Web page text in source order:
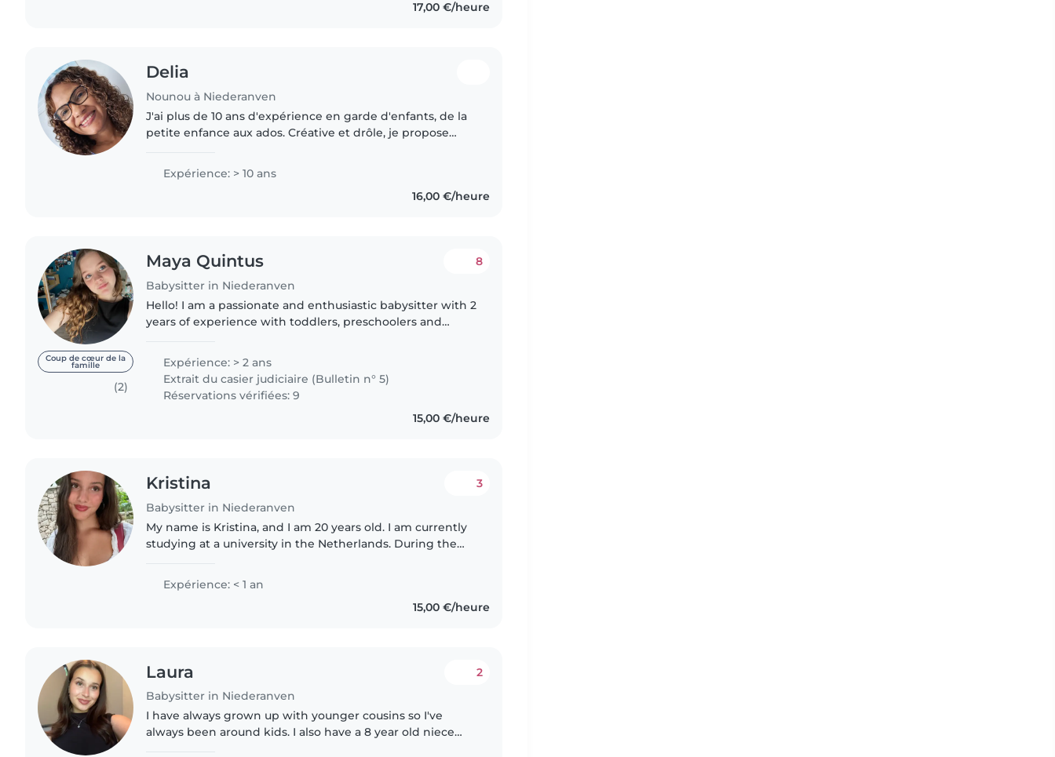
17,00 €/heure
Delia
Nounou à Niederanven
J'ai plus de 10 ans d'expérience en garde d'enfants, de la
petite enfance aux ados. Créative et drôle, je propose
Expérience: > 10 ans
16,00 €/heure
Coup de cœur de la
famille
(2)
Maya Quintus
Babysitter in Niederanven
8
Hello! I am a passionate and enthusiastic babysitter with 2
years of experience with toddlers, preschoolers and
Luxembourgish, which..
Expérience: > 2 ans
Extrait du casier judiciaire (Bulletin n° 5)
Réservations vérifiées: 9
15,00 €/heure
Kristina
Babysitter in Niederanven
3
My name is Kristina, and I am 20 years old. I am currently
studying at a university in the Netherlands. During the
Expérience: < 1 an
15,00 €/heure
Laura
Babysitter in Niederanven
2
I have always grown up with younger cousins so I've
always been around kids. I also have a 8 year old niece